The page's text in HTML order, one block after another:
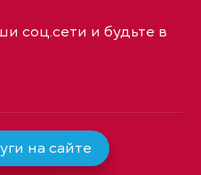
соц.сети и будьте в
на сайте